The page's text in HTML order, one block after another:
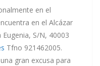
en el
en el Alcázar
S/N, 40003
Tfno 921462005.
gran excusa para